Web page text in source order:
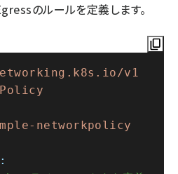
のルールを定義します。
v1
networkpolicy